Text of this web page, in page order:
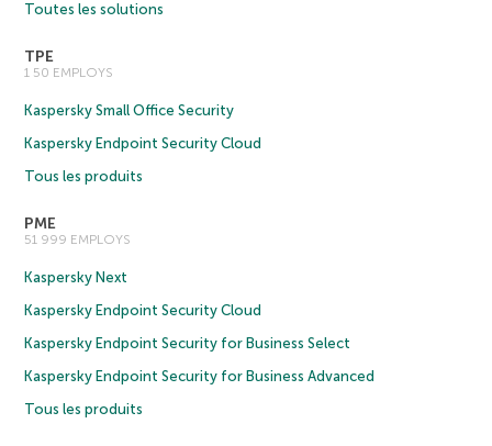
Toutes les solutions
TPE
1 50 EMPLOYS
Kaspersky Small Office Security
Kaspersky Endpoint Security Cloud
Tous les produits
PME
51 999 EMPLOYS
Kaspersky Next
Kaspersky Endpoint Security Cloud
Kaspersky Endpoint Security for Business Select
Kaspersky Endpoint Security for Business Advanced
Tous les produits